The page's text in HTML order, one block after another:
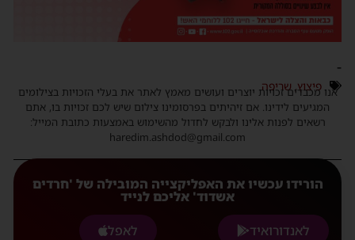
-
פיצוץ, שריפה
אנו מכבדים זכויות יוצרים ועושים מאמץ לאתר את בעלי הזכויות בצילומים
המגיעים לידינו. אם זיהיתים בפרסומינו צילום שיש לכם זכויות בו, אתם
רשאים לפנות אלינו ולבקש לחדול מהשימוש באמצעות כתובת המייל:
haredim.ashdod@gmail.com
הורידו עכשיו את האפליקצייה המובילה של 'חרדים
אשדוד' אליכם לנייד
לאנדורואיד
לאפל